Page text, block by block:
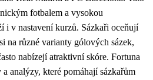
fotbalem a vysokou
i v nastavení kurzů. Sázkaři oceňují
na různé varianty gólových sázek,
nabízejí atraktivní skóre. Fortuna
analýzy, které pomáhají sázkařům